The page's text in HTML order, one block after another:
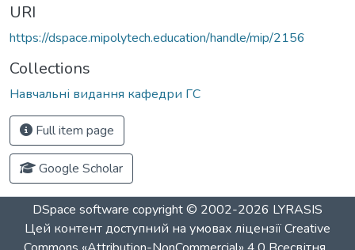
URI
https://dspace.mipolytech.education/handle/mip/2156
Collections
Навчальні видання кафедри ГС
Full item page
Google Scholar
DSpace software copyright © 2002-2026 LYRASIS
Цей контент доступний на умовах ліцензіїCreative